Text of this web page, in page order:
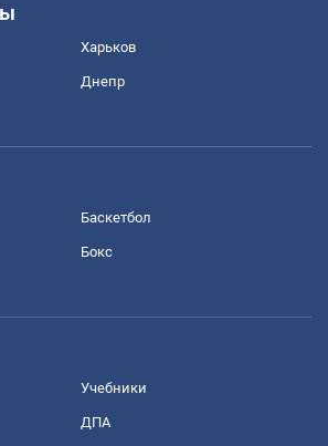
Харьков
Днепр
Баскетбол
Бокс
Учебники
ДПА